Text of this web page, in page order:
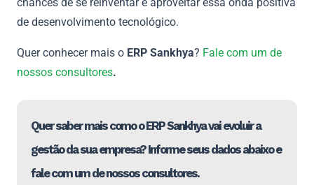
de desenvolvimento tecnológico.
Quer conhecer mais o ERP Sankhya? Fale com um de
nossos consultores.
Quer saber mais como o ERP Sankhya vai evoluir a
gestão da sua empresa? Informe seus dados abaixo e
fale com um de nossos consultores.